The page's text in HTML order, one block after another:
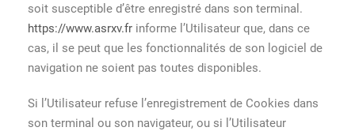
soit susceptible d’être enregistré dans son terminal.
https://www.asrxv.fr informe l’Utilisateur que, dans ce
cas, il se peut que les fonctionnalités de son logiciel de
navigation ne soient pas toutes disponibles.
Si l’Utilisateur refuse l’enregistrement de Cookies dans
son terminal ou son navigateur, ou si l’Utilisateur